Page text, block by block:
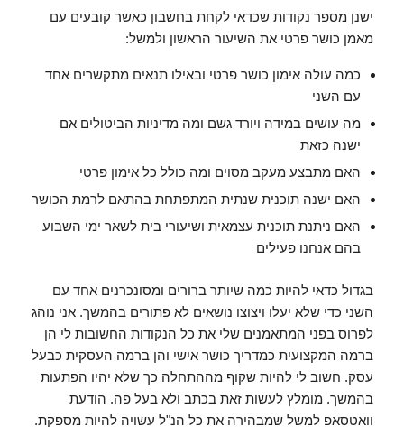
ישנן מספר נקודות שכדאי לקחת בחשבון כאשר קובעים עם
מאמן כושר פרטי את השיעור הראשון ולמשל:
כמה עולה אימון כושר פרטי ובאילו תנאים מתקשרים אחד
עם השני
מה עושים במידה ויורד גשם ומה מדיניות הביטולים אם
ישנה כזאת
האם מתבצע מעקב מסוים ומה כולל כל אימון פרטי
האם ישנה תוכנית שנתית המתפתחת בהתאם לרמת הכושר
האם ניתנת תוכנית עצמאית ושיעורי בית לשאר ימי השבוע
בהם אנחנו פעילים
בגדול כדאי להיות כמה שיותר ברורים ומסונכרנים אחד עם
השני כדי שלא יעלו ויצוצו נושאים לא פתורים בהמשך. אני נוהג
לפרוס בפני המתאמנים שלי את כל הנקודות החשובות לי הן
ברמה המקצועית כמדריך כושר אישי והן ברמה העסקית כבעל
עסק. חשוב לי להיות שקוף מההתחלה כך שלא יהיו הפתעות
בהמשך. מומלץ לעשות זאת בכתב ולא בעל פה. הודעת
וואטסאפ למשל שמבהירה את כל הנ"ל עשויה להיות מספקת.